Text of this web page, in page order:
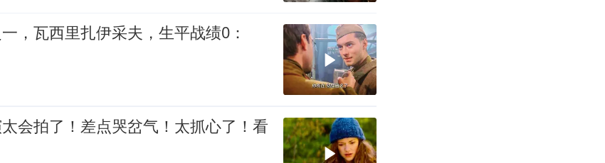
，瓦西里扎伊采夫，生平战绩0：
会拍了！差点哭岔气！太抓心了！看